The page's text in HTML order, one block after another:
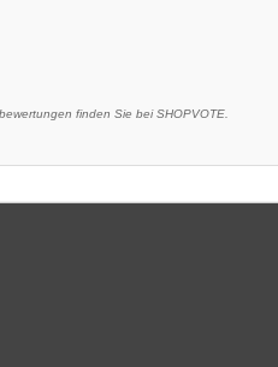
finden Sie bei SHOPVOTE.